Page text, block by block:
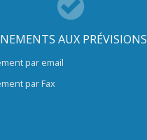
AUX PRÉVISIONS
par email
par Fax